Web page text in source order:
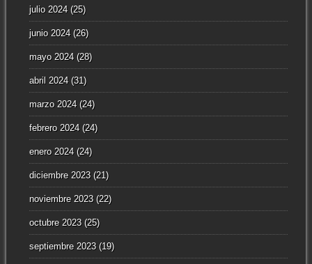
julio 2024(25)
junio 2024(26)
mayo 2024(28)
abril 2024(31)
marzo 2024(24)
febrero 2024(24)
enero 2024(24)
diciembre 2023(21)
noviembre 2023(22)
octubre 2023(25)
septiembre 2023(19)